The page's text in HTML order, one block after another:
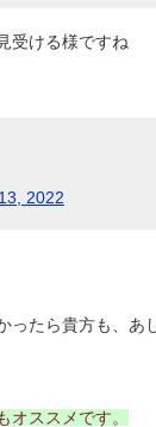
受ける様ですね
2022
ったら貴方も、あ
ススメです。